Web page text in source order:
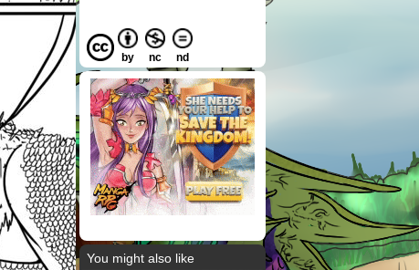
by nc nd
You might also like